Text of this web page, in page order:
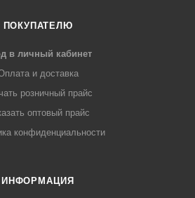
ПОКУПАТЕЛЮ
в личный кабинет
и доставка
розничный прайс
оптовый прайс
конфиденциальности
ИНФОРМАЦИЯ